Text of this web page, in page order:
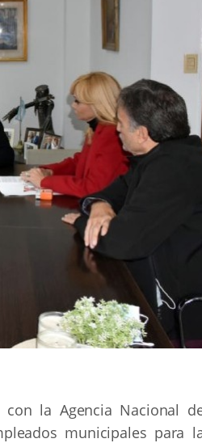
la Agencia Nacional
municipales para